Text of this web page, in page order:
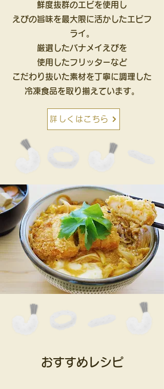
鮮度抜群のエビを使用し
えびの旨味を最大限に活かしたエビフ
ライ。
厳選したバナメイえびを
使用したフリッターなど
こだわり抜いた素材を丁寧に調理した
冷凍食品を取り揃えています。
詳しくはこちら
おすすめレシピ